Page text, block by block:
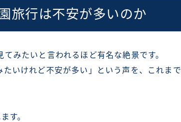
旅行は不安が多いのか
みたいと言われるほど有名な絶景です。
いけれど不安が多い」という声を、これまで
す。